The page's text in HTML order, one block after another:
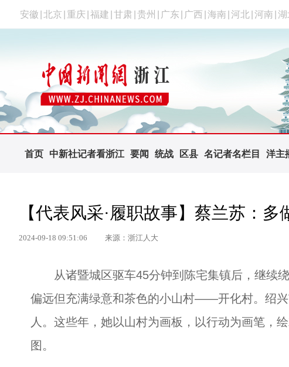
安徽 北京 重庆 福建 甘肃 贵州 广东 广西 海南 河北 河南 湖
首页 中新社记者看浙江 要闻 统战 区县 名记者名栏目 洋主
【代表风采·履职故事】蔡兰苏：
2024-09-18 09:51:06 来源：浙江人大
从诸暨城区驱车45分钟到陈宅集镇后，继续绕
偏远但充满绿意和茶色的小山村——开化村。绍
人。这些年，她以山村为画板，以行动为画笔，
图。